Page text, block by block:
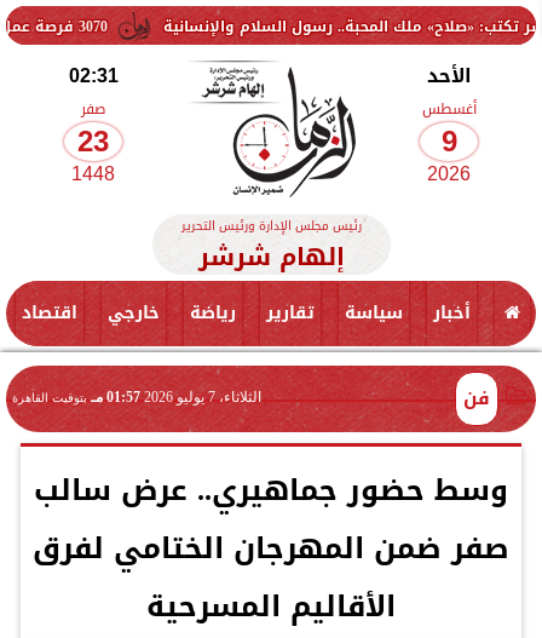
3070 فرصة عمل جديدة بالقطاع الخاص.. وظائف برواتب تصل إلى 9500 جنيه المحبة.. رسول السلام والإنسانية
الأحد
أغسطس
9
2026
02:31
صفر
23
1448
رئيس مجلس الإدارة ورئيس التحرير
إلهام شرشر
أخبار سياسة تقارير رياضة خارجي اقتصاد
فن الثلاثاء، 7 يوليو 2026 01:57 مـ بتوقيت القاهرة
وسط حضور جماهيري.. عرض سالب
صفر ضمن المهرجان الختامي لفرق
الأقاليم المسرحية